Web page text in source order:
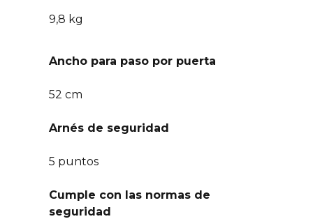
9,8 kg
Ancho para paso por puerta
52 cm
Arnés de seguridad
5 puntos
Cumple con las normas de
seguridad